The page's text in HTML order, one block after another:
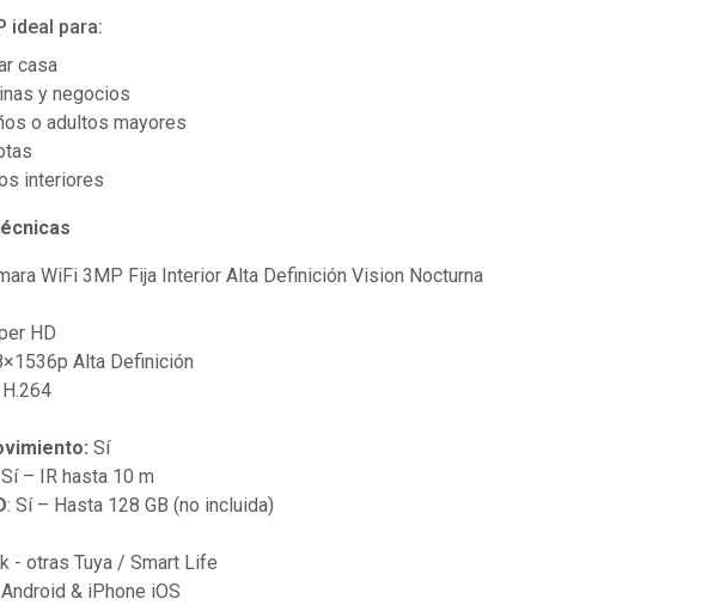
ideal para:
casa
y negocios
o adultos mayores
interiores
WiFi 3MP Fija Interior Alta Definición Vision Nocturna
HD
Alta Definición
H.264
Sí
Sí – IR hasta 10 m
: Sí – Hasta 128 GB (no incluida)
- otras Tuya / Smart Life
Android & iPhone iOS